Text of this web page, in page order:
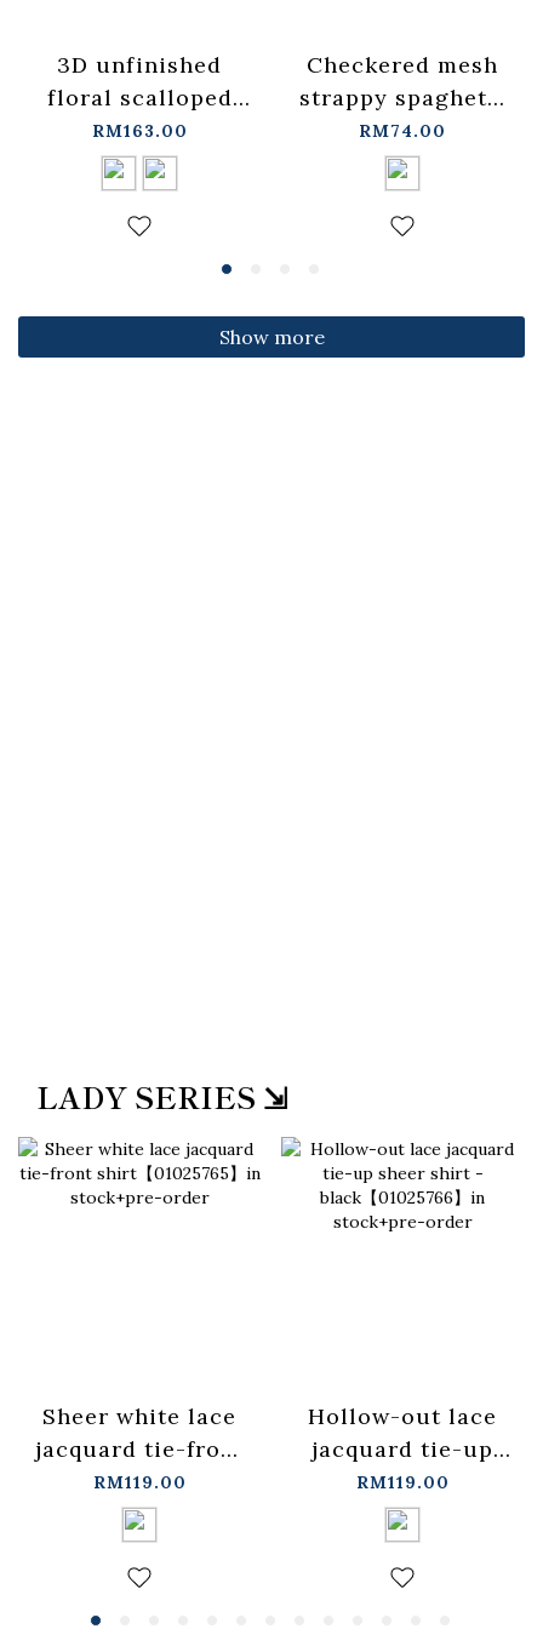
3D unfinished
floral scalloped
jeans, available in
two colors, sizes
S/M/L.
【04011891】in
stock+pre-order
RM163.00
Checkered mesh
strappy spaghetti
strap cover-up
vest -
blue【01099697】
in stock+pre-order
RM74.00
Show more
LADY SERIES ⇲
Sheer white lace
jacquard tie-front
shirt【01025765】
in stock+pre-order
RM119.00
Hollow-out lace
jacquard tie-up
sheer shirt -
black【01025766】
in stock+pre-order
RM119.00